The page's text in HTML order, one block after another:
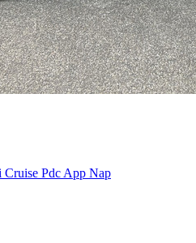
Pdc App Nap